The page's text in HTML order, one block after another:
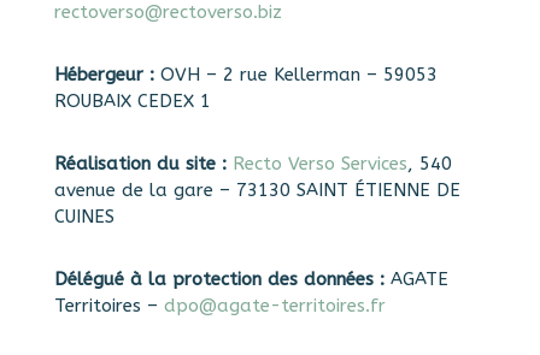
rectoverso@rectoverso.biz
Hébergeur :OVH – 2 rue Kellerman – 59053
ROUBAIX CEDEX 1
Réalisation du site : Recto Verso Services, 540
avenue de la gare – 73130 SAINT ÉTIENNE DE
CUINES
Délégué à la protection des données :AGATE
Territoires – dpo@agate-territoires.fr